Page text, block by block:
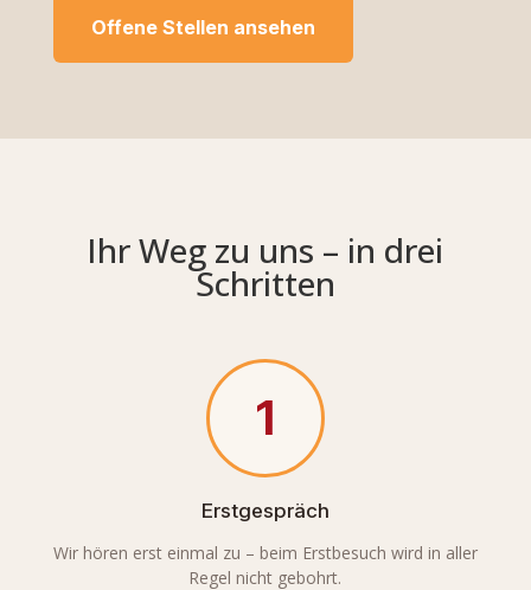
Offene Stellen ansehen
Ihr Weg zu uns – in drei
Schritten
1
Erstgespräch
Wir hören erst einmal zu – beim Erstbesuch wird in aller
Regel nicht gebohrt.